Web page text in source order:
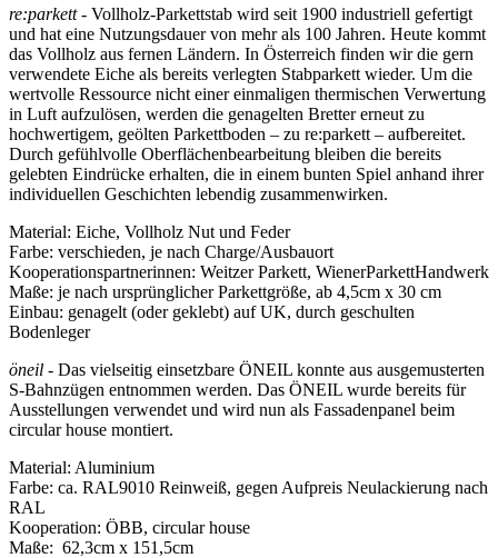
re:parkett - Vollholz-Parkettstab wird seit 1900 industriell gefertigt
und hat eine Nutzungsdauer von mehr als 100 Jahren. Heute kommt
das Vollholz aus fernen Ländern. In Österreich finden wir die gern
verwendete Eiche als bereits verlegten Stabparkett wieder. Um die
wertvolle Ressource nicht einer einmaligen thermischen Verwertung
in Luft aufzulösen, werden die genagelten Bretter erneut zu
hochwertigem, geölten Parkettboden – zu re:parkett – aufbereitet.
Durch gefühlvolle Oberflächenbearbeitung bleiben die bereits
gelebten Eindrücke erhalten, die in einem bunten Spiel anhand ihrer
individuellen Geschichten lebendig zusammenwirken.
Material: Eiche, Vollholz Nut und Feder
Farbe: verschieden, je nach Charge/Ausbauort
Kooperationspartnerinnen: Weitzer Parkett, WienerParkettHandwerk
Maße: je nach ursprünglicher Parkettgröße, ab 4,5cm x 30 cm
Einbau: genagelt (oder geklebt) auf UK, durch geschulten
Bodenleger
öneil - Das vielseitig einsetzbare ÖNEIL konnte aus ausgemusterten
S-Bahnzügen entnommen werden. Das ÖNEIL wurde bereits für
Ausstellungen verwendet und wird nun als Fassadenpanel beim
circular house montiert.
Material: Aluminium
Farbe: ca. RAL9010 Reinweiß, gegen Aufpreis Neulackierung nach
RAL
Kooperation: ÖBB, circular house
Maße: 62,3cm x 151,5cm